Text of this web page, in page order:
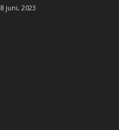
8 juni, 2023